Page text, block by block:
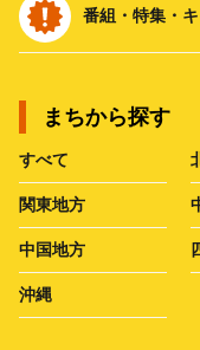
番組・特集・
まちから探す
すべて
関東地方
中国地方
沖縄